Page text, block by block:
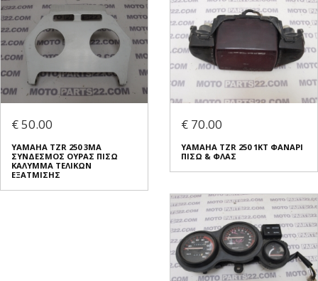
€ 50.00
YAMAHA TZR 250 3MA
ΣΥΝΔΕΣΜΟΣ ΟΥΡΑΣ ΠΙΣΩ
ΚΑΛΥΜΜΑ ΤΕΛΙΚΩΝ
ΕΞΑΤΜΙΣΗΣ
€ 70.00
YAMAHA TZR 250 1KT ΦΑΝΑΡΙ
ΠΙΣΩ & ΦΛΑΣ